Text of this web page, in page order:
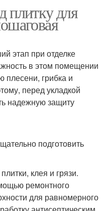
плитку для
этап при отделке
в этом помещении
плесени, грибка и
перед укладкой
надежную защиту
подготовить
клея и грязи.
ремонтного
для равномерного